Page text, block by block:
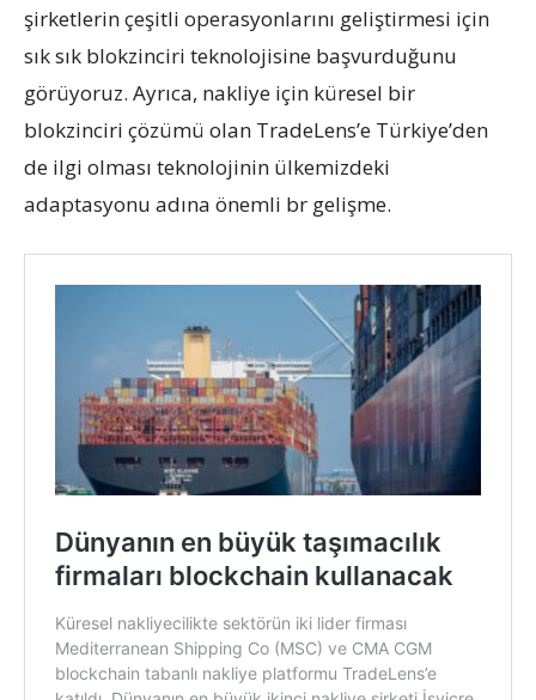
şirketlerin çeşitli operasyonlarını geliştirmesi için
sık sık blokzinciri teknolojisine başvurduğunu
görüyoruz. Ayrıca, nakliye için küresel bir
blokzinciri çözümü olan TradeLens’e Türkiye’den
de ilgi olması teknolojinin ülkemizdeki
adaptasyonu adına önemli br gelişme.